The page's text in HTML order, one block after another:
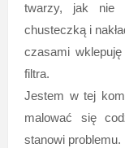
twarzy, jak nie
chusteczką i
czasami
filtra.
Jestem w tej
malować się
stanowi problemu.